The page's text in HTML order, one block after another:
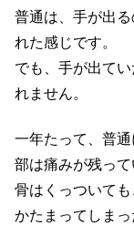
普通は、手が出
れた感じです。
でも、手が出て
れません。
一年たって、普
部は痛みが残って
骨はくっついて
かたまってしまっ